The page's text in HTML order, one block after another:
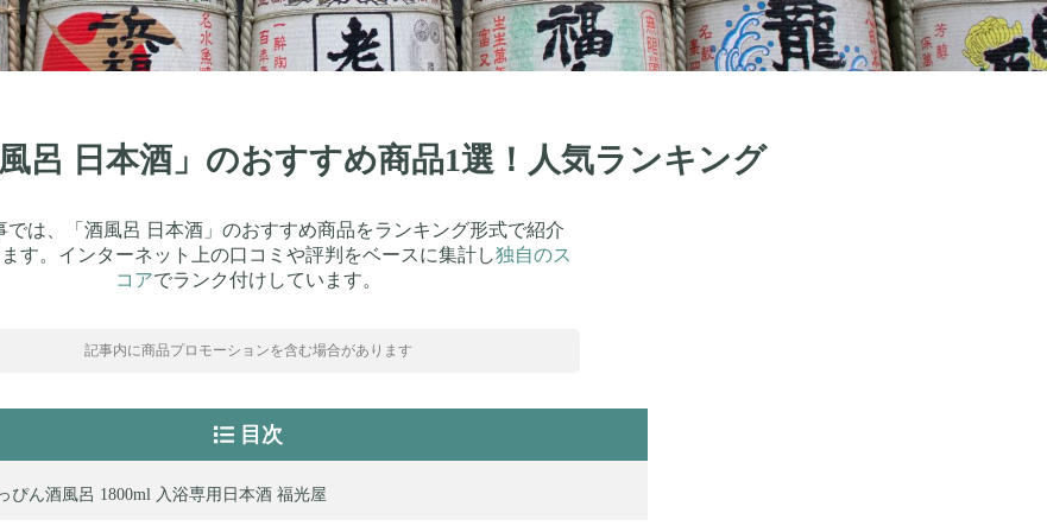
風呂 日本酒」のおすすめ商品1選！人気ランキング
では、「酒風呂 日本酒」のおすすめ商品をランキング形式で紹介
す。インターネット上の口コミや評判をベースに集計し独自のス
コアでランク付けしています。
記事内に商品プロモーションを含む場合があります
目次
ぴん酒風呂 1800ml 入浴専用日本酒 福光屋